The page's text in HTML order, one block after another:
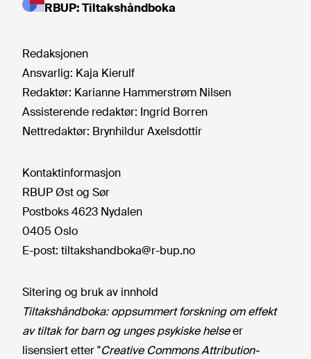
RBUP: Tiltakshåndboka
Redaksjonen
Ansvarlig: Kaja Kierulf
Redaktør: Karianne Hammerstrøm Nilsen
Assisterende redaktør: Ingrid Borren
Nettredaktør: Brynhildur Axelsdottir
Kontaktinformasjon
RBUP Øst og Sør
Postboks 4623 Nydalen
0405 Oslo
E-post: tiltakshandboka@r-bup.no
Sitering og bruk av innhold
Tiltakshåndboka: oppsummert forskning om effekt
av tiltak for barn og unges psykiske helseer
lisensiert etter "Creative Commons Attribution-